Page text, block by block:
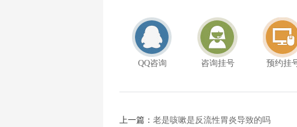
QQ咨询 咨询挂号 预约挂
上一篇： 老是咳嗽是反流性胃炎导致的吗